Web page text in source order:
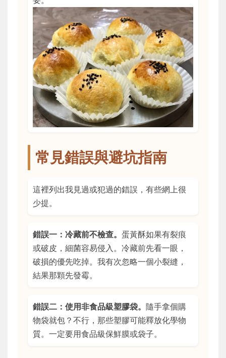
常見錯誤與避坑指南
這裡列出我見過或犯過的錯誤，有些網上很
少提。
錯誤一：冷藏前不檢查。 蛋黃酥如果有裂痕
或破皮，細菌容易侵入。冷藏前先看一眼，
破損的優先吃掉。我有次忽略一個小裂縫，
結果那顆先發霉。
錯誤二：使用非食品級塑膠袋。 隨手拿個購
物袋就包？不行，那些塑膠可能釋放化學物
質。一定要用食品級保鮮膜或袋子。